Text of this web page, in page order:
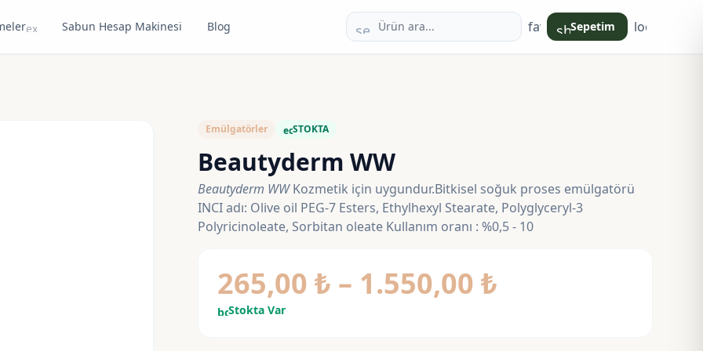
expand_moreSabun Hesap Makinesi Blog search favoriteshopping_bag
Sepetim login
Emülgatörler ecoSTOKTA
Beautyderm WW
Beautyderm WWKozmetik için uygundur.Bitkisel soğuk proses emülgatörü
INCI adı: Olive oil PEG-7 Esters, Ethylhexyl Stearate, Polyglyceryl-3
Polyricinoleate, Sorbitan oleate Kullanım oranı : %0,5 - 10
265,00 ₺ – 1.550,00 ₺
boltStokta Var